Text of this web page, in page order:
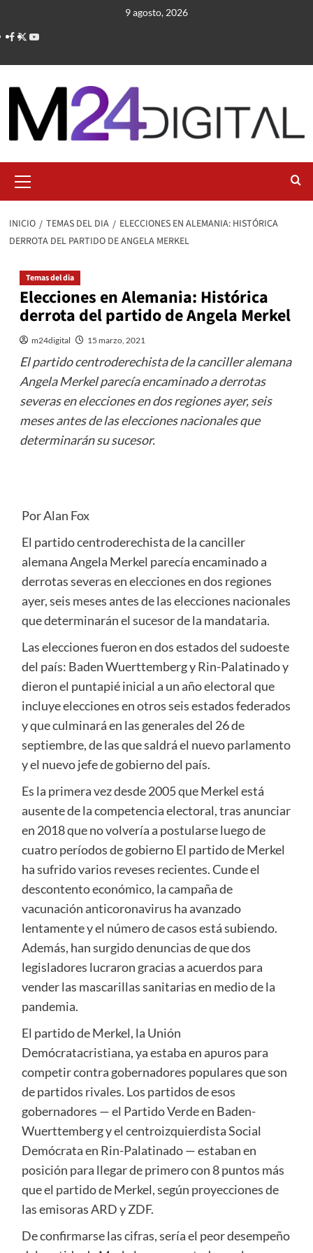
contenido
9 agosto, 2026
primario
INICIO TEMAS DEL DIA
ELECCIONES EN ALEMANIA: HISTÓRICA
DERROTA DEL PARTIDO DE ANGELA MERKEL
Temas del dia
Elecciones en Alemania: Histórica
derrota del partido de Angela Merkel
m24digital 15 marzo, 2021
El partido centroderechista de la canciller alemana
Angela Merkel parecía encaminado a derrotas
severas en elecciones en dos regiones ayer, seis
meses antes de las elecciones nacionales que
determinarán su sucesor.
Por Alan Fox
El partido centroderechista de la canciller
alemana Angela Merkel parecía encaminado a
derrotas severas en elecciones en dos regiones
ayer, seis meses antes de las elecciones nacionales
que determinarán el sucesor de la mandataria.
Las elecciones fueron en dos estados del sudoeste
del país: Baden Wuerttemberg y Rin-Palatinado y
dieron el puntapié inicial a un año electoral que
incluye elecciones en otros seis estados federados
y que culminará en las generales del 26 de
septiembre, de las que saldrá el nuevo parlamento
y el nuevo jefe de gobierno del país.
Es la primera vez desde 2005 que Merkel está
ausente de la competencia electoral, tras anunciar
en 2018 que no volvería a postularse luego de
cuatro períodos de gobierno El partido de Merkel
ha sufrido varios reveses recientes. Cunde el
descontento económico, la campaña de
vacunación anticoronavirus ha avanzado
lentamente y el número de casos está subiendo.
Además, han surgido denuncias de que dos
legisladores lucraron gracias a acuerdos para
vender las mascarillas sanitarias en medio de la
pandemia.
El partido de Merkel, la Unión
Demócratacristiana, ya estaba en apuros para
competir contra gobernadores populares que son
de partidos rivales. Los partidos de esos
gobernadores — el Partido Verde en Baden-
Wuerttemberg y el centroizquierdista Social
Demócrata en Rin-Palatinado — estaban en
posición para llegar de primero con 8 puntos más
que el partido de Merkel, según proyecciones de
las emisoras ARD y ZDF.
De confirmarse las cifras, sería el peor desempeño